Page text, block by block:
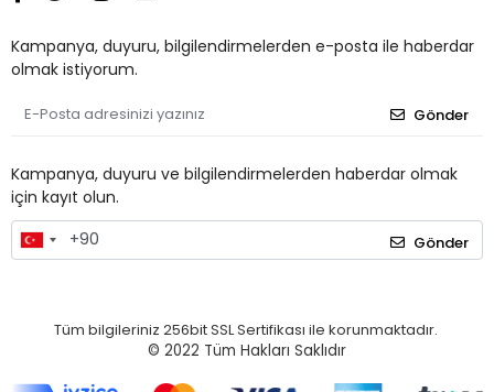
Kampanya, duyuru, bilgilendirmelerden e-posta ile haberdar
olmak istiyorum.
Gönder
Kampanya, duyuru ve bilgilendirmelerden haberdar olmak
için kayıt olun.
Gönder
Tüm bilgileriniz 256bit SSL Sertifikası ile korunmaktadır.
© 2022 Tüm Hakları Saklıdır